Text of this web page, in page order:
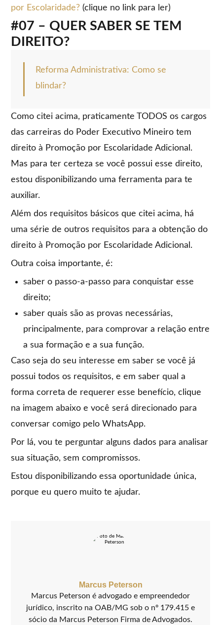
por Escolaridade? (clique no link para ler)
#07 – QUER SABER SE TEM
DIREITO?
Reforma Administrativa: Como se
blindar?
Como citei acima, praticamente TODOS os cargos
das carreiras do Poder Executivo Mineiro tem
direito à Promoção por Escolaridade Adicional.
Mas para ter certeza se você possui esse direito,
estou disponibilizando uma ferramenta para te
auxiliar.
Além dos requisitos básicos que citei acima, há
uma série de outros requisitos para a obtenção do
direito à Promoção por Escolaridade Adicional.
Outra coisa importante, é:
saber o passo-a-passo para conquistar esse
direito;
saber quais são as provas necessárias,
principalmente, para comprovar a relação entre
a sua formação e a sua função.
Caso seja do seu interesse em saber se você já
possui todos os requisitos, e em saber qual a
forma correta de requerer esse benefício, clique
na imagem abaixo e você será direcionado para
conversar comigo pelo WhatsApp.
Por lá, vou te perguntar alguns dados para analisar
sua situação, sem compromissos.
Estou disponibilizando essa oportunidade única,
porque eu quero muito te ajudar.
Marcus Peterson
Marcus Peterson é advogado e empreendedor
jurídico, inscrito na OAB/MG sob o nº 179.415 e
sócio da Marcus Peterson Firma de Advogados.